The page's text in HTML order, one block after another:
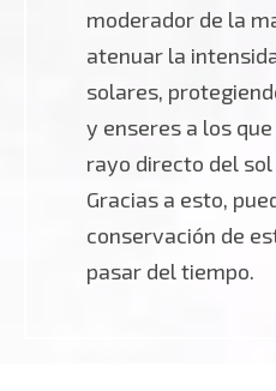
moderador de la
atenuar la
solares,
y enseres a los
rayo directo del
Gracias a esto,
conservación de
pasar del tiempo.